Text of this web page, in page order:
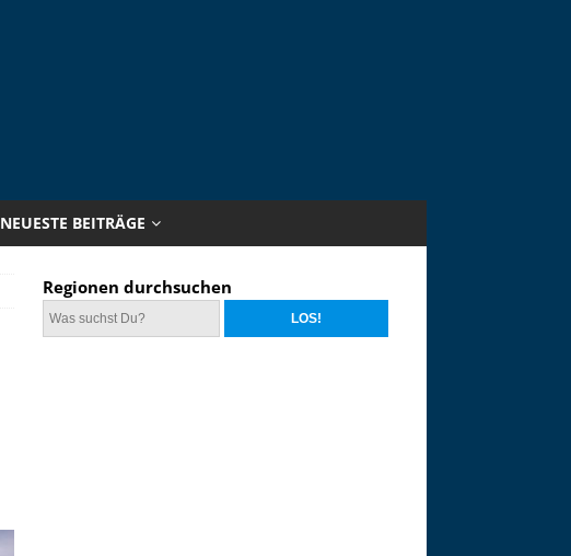
NEUESTE BEITRÄGE
Regionen durchsuchen